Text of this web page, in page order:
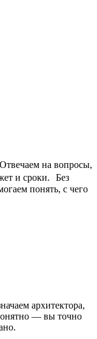
на вопросы,
и сроки. Без
понять, с чего
архитектора,
— вы точно